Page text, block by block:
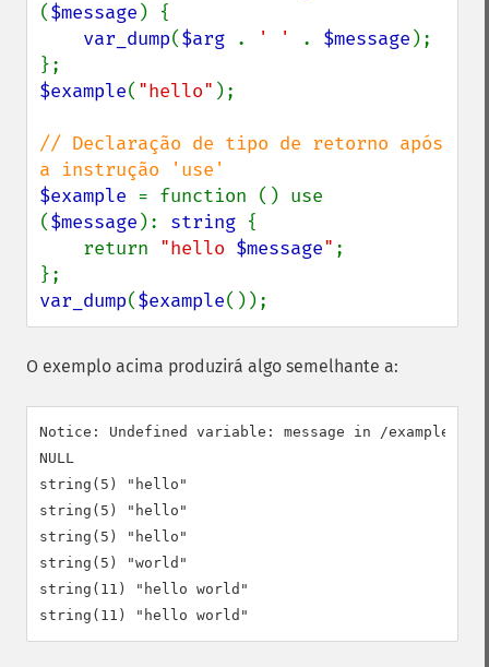
($message ) {
var_dump($arg . ' ' . $message );
$example( "hello" );
// Declaração de tipo de retorno após
$example = function () use
($message ): string {
    return
"hello $message" ;
var_dump($example());
O exemplo acima produzirá algo semelhante a:
Notice: Undefined variable: message in /
NULL
string(5) "hello"
string(5) "hello"
string(5) "hello"
string(5) "world"
string(11) "hello world"